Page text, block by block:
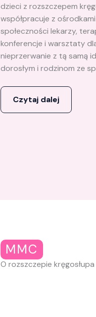
dzieci z rozszczepem
współpracuje z
społeczności lekarzy,
konferencje i warsztaty
nieprzerwanie z tą samą
dorosłym i rodzinom ze
Czytaj dalej
MMC
O rozszczepie kręgosłupa